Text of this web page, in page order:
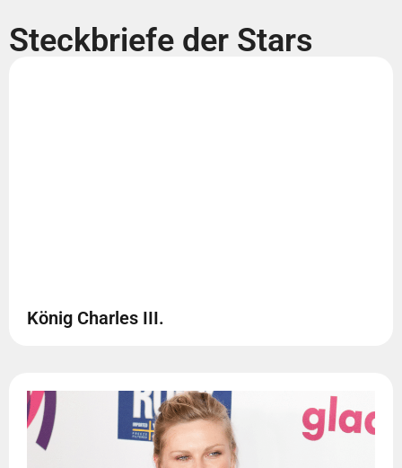
Steckbriefe der Stars
König Charles III.